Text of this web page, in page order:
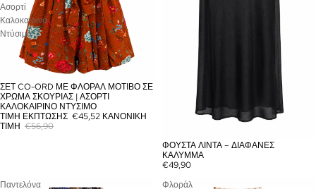
Ασορτί
Καλοκαιρινό
Ντύσιμο
ΕΞΑΝΤΛΉΘΗΚΕ
ΣΕΤ CO-ORD ΜΕ ΦΛΟΡΆΛ ΜΟΤΊΒΟ ΣΕ
ΧΡΏΜΑ ΣΚΟΥΡΙΆΣ | ΑΣΟΡΤΊ
ΚΑΛΟΚΑΙΡΙΝΌ ΝΤΎΣΙΜΟ
ΤΙΜΉ ΈΚΠΤΩΣΗΣ €45,52 ΚΑΝΟΝΙΚΉ
ΤΙΜΉ €56,90
ΕΞΑΝΤΛΉΘΗΚΕ
ΦΟΎΣΤΑ ΛΊΝΤΑ – ΔΙΑΦΑΝΈΣ
ΚΆΛΥΜΜΑ
€49,90
Παντελόνα
Φλοράλ